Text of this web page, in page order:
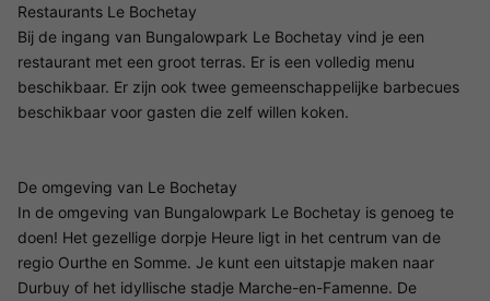
Restaurants Le Bochetay
Bij de ingang van Bungalowpark Le Bochetay vind je een
restaurant met een groot terras. Er is een volledig menu
beschikbaar. Er zijn ook twee gemeenschappelijke barbecues
beschikbaar voor gasten die zelf willen koken.
De omgeving van Le Bochetay
In de omgeving van Bungalowpark Le Bochetay is genoeg te
doen! Het gezellige dorpje Heure ligt in het centrum van de
regio Ourthe en Somme. Je kunt een uitstapje maken naar
Durbuy of het idyllische stadje Marche-en-Famenne. De